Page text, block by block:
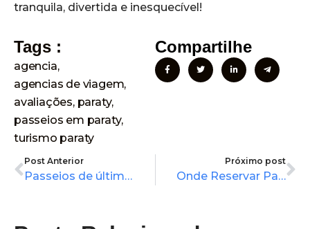
tranquila, divertida e inesquecível!
Tags :
agencia,
agencias de viagem,
avaliações, paraty,
passeios em paraty,
turismo paraty
Compartilhe
Prev
Post Anterior
Passeios de última hora em Paraty: Como garantir vaga no mesmo dia?
Próximo post
Onde Reservar Passeios de Barco em Paraty RJ? Dicas Para Garantir a Melhor Experiência no Litoral